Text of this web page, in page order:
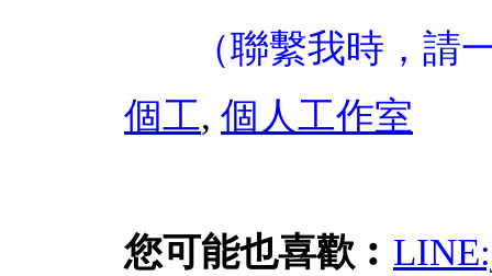
（聯繫我時，請
個工, 個人工作室
您可能也喜歡︰